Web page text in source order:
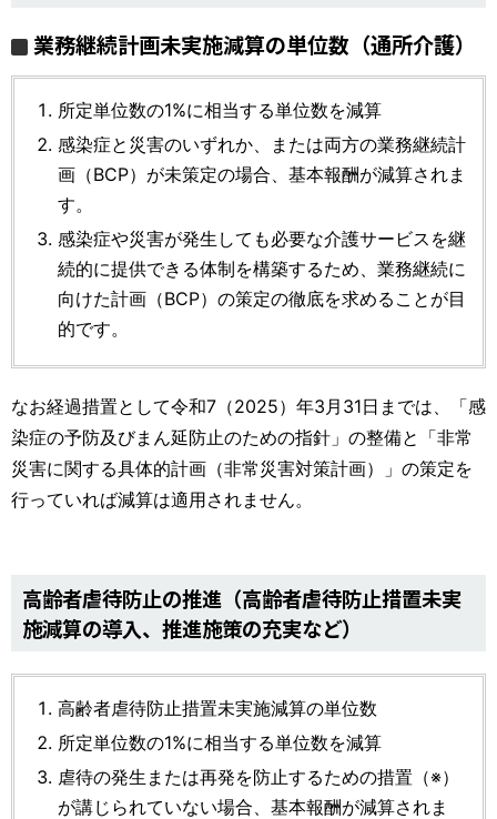
業務継続計画未実施減算の単位数（通所介護）
所定単位数の1%に相当する単位数を減算
感染症と災害のいずれか、または両方の業務継続計
画（BCP）が未策定の場合、基本報酬が減算されま
す。
感染症や災害が発生しても必要な介護サービスを継
続的に提供できる体制を構築するため、業務継続に
向けた計画（BCP）の策定の徹底を求めることが目
的です。
なお経過措置として令和7（2025）年3月31日までは、「感
染症の予防及びまん延防止のための指針」の整備と「非常
災害に関する具体的計画（非常災害対策計画）」の策定を
行っていれば減算は適用されません。
高齢者虐待防止の推進（高齢者虐待防止措置未実
施減算の導入、推進施策の充実など）
高齢者虐待防止措置未実施減算の単位数
所定単位数の1%に相当する単位数を減算
虐待の発生または再発を防止するための措置（※）
が講じられていない場合、基本報酬が減算されま